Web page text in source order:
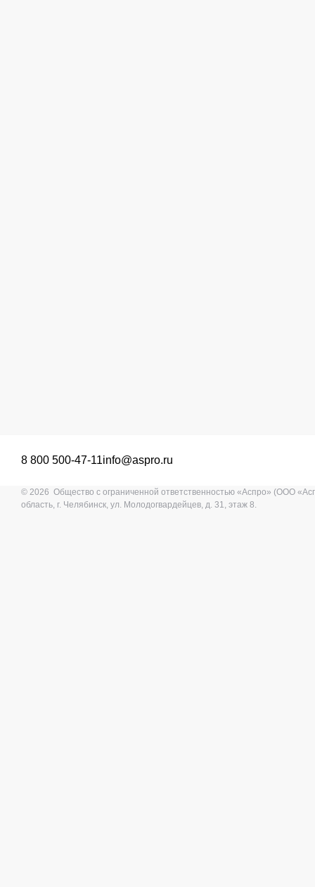
8 800 500-47-11info@aspro.ru
© 2026 Общество с ограниченной ответственностью «Аспро» (ООО
область, г. Челябинск, ул. Молодогвардейцев, д. 31, этаж 8.